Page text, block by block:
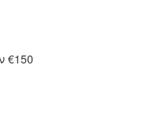
€150